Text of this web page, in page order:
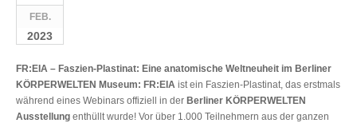
FEB.
2023
FR:EIA – Faszien-Plastinat: Eine anatomische Weltneuheit im Berliner
KÖRPERWELTEN Museum: FR:EIA ist ein Faszien-Plastinat, das erstmals
während eines Webinars offiziell in derBerliner KÖRPERWELTEN
Ausstellung enthüllt wurde! Vor über 1.000 Teilnehmern aus der ganzen